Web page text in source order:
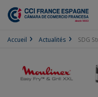
Accueil Actualités SDG